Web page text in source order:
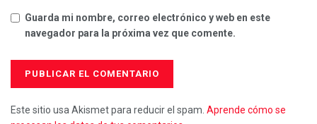
Guarda mi nombre, correo electrónico y web en este
navegador para la próxima vez que comente.
Este sitio usa Akismet para reducir el spam. Aprende cómo se